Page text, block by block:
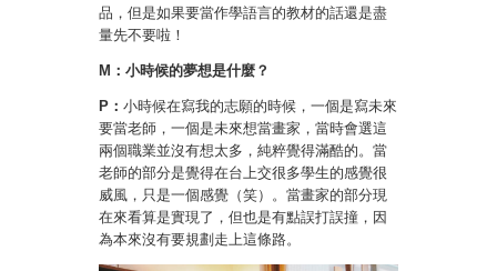
品，但是如果要當作學語言的教材的話還是盡
量先不要啦！
M：小時候的夢想是什麼？
P： 小時候在寫我的志願的時候，一個是寫未來
要當老師，一個是未來想當畫家，當時會選這
兩個職業並沒有想太多，純粹覺得滿酷的。當
老師的部分是覺得在台上交很多學生的感覺很
威風，只是一個感覺（笑）。當畫家的部分現
在來看算是實現了，但也是有點誤打誤撞，因
為本來沒有要規劃走上這條路。